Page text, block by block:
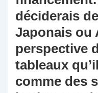
déciderais
Japonais ou
perspective
tableaux
comme des